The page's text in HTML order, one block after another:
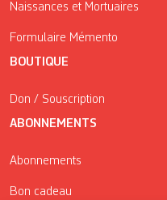
Naissances et Mortuaires
Formulaire Mémento
BOUTIQUE
Don / Souscription
ABONNEMENTS
Abonnements
Bon cadeau